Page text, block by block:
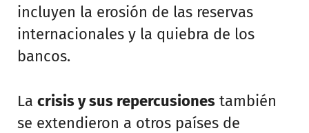
incluyen la erosión de las reservas
internacionales y la quiebra de los
bancos.
La crisis y sus repercusiones también
se extendieron a otros países de